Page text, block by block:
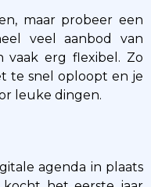
maar probeer een
veel aanbod van
vaak erg flexibel. Zo
te snel oploopt en je
leuke dingen.
agenda in plaats